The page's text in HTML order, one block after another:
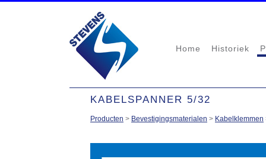
Home Historiek
KABELSPANNER 5/32
Producten > Bevestigingsmaterialen > Kabelklemmen